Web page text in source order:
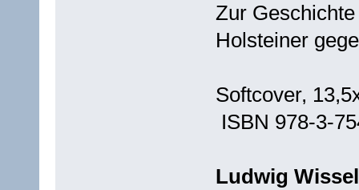
Zur
Holsteiner
Softcover,
ISBN 978-3-
Ludwig